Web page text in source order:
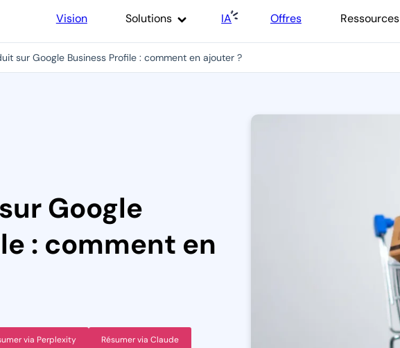
Vision Solutions IA Offres Ressources
sur Google Business Profile : comment en ajouter ?
Google
: comment en
via Perplexity Résumer via Claude